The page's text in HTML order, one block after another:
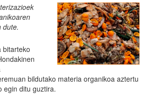
dute.
bitarteko
bildutako materia organikoa aztertu
egin ditu guztira.